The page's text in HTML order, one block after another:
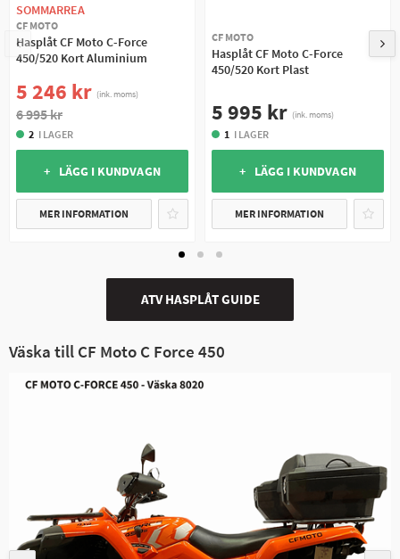
SOMMARREA
CF MOTO
Hasplåt CF Moto C-Force
450/520 Kort Aluminium
5 246 kr (ink. moms)
6 995 kr
2 I LAGER
+ LÄGG I KUNDVAGN
MER INFORMATION
CF MOTO
Hasplåt CF Moto C-Force
450/520 Kort Plast
5 995 kr (ink. moms)
1 I LAGER
+ LÄGG I KUNDVAGN
MER INFORMATION
ATV HASPLÅT GUIDE
Väska till CF Moto C Force 450